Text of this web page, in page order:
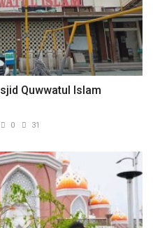
Quwwatul Islam
0 31